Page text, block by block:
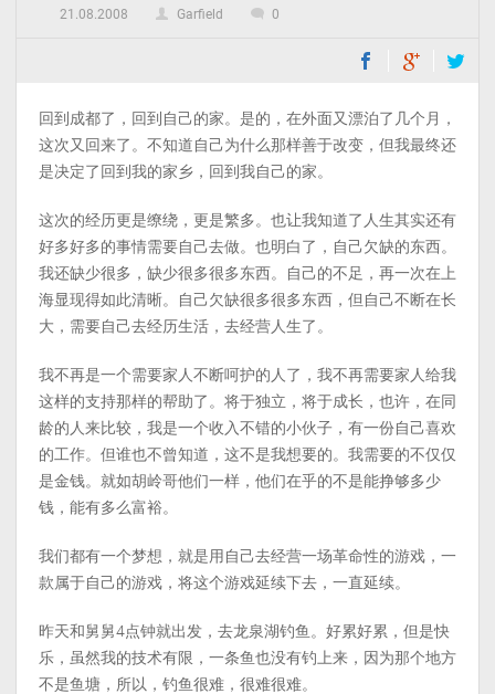
21.08.2008 Garfield 0
回到成都了，回到自己的家。是的，在外面又漂泊了几个月，
这次又回来了。不知道自己为什么那样善于改变，但我最终还
是决定了回到我的家乡，回到我自己的家。
这次的经历更是缭绕，更是繁多。也让我知道了人生其实还有
好多好多的事情需要自己去做。也明白了，自己欠缺的东西。
我还缺少很多，缺少很多很多东西。自己的不足，再一次在上
海显现得如此清晰。自己欠缺很多很多东西，但自己不断在长
大，需要自己去经历生活，去经营人生了。
我不再是一个需要家人不断呵护的人了，我不再需要家人给我
这样的支持那样的帮助了。将于独立，将于成长，也许，在同
龄的人来比较，我是一个收入不错的小伙子，有一份自己喜欢
的工作。但谁也不曾知道，这不是我想要的。我需要的不仅仅
是金钱。就如胡岭哥他们一样，他们在乎的不是能挣够多少
钱，能有多么富裕。
我们都有一个梦想，就是用自己去经营一场革命性的游戏，一
款属于自己的游戏，将这个游戏延续下去，一直延续。
昨天和舅舅4点钟就出发，去龙泉湖钓鱼。好累好累，但是快
乐，虽然我的技术有限，一条鱼也没有钓上来，因为那个地方
不是鱼塘，所以，钓鱼很难，很难很难。